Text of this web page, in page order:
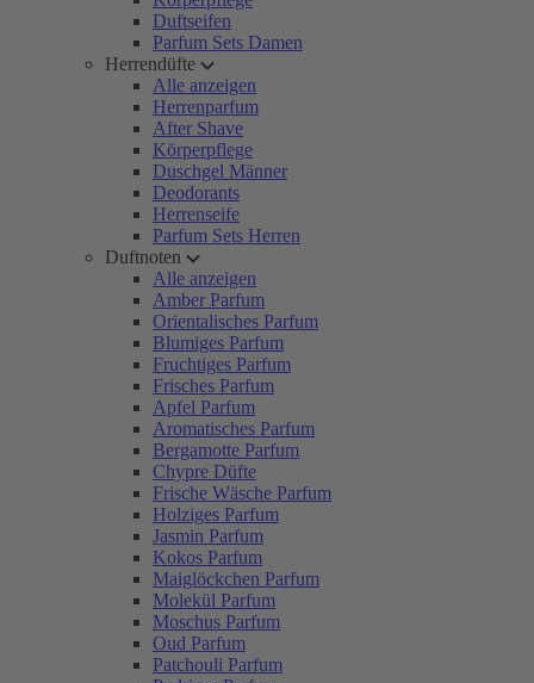
Duftseifen
Parfum Sets Damen
Herrendüfte
Alle anzeigen
Herrenparfum
After Shave
Körperpflege
Duschgel Männer
Deodorants
Herrenseife
Parfum Sets Herren
Duftnoten
Alle anzeigen
Amber Parfum
Orientalisches Parfum
Blumiges Parfum
Fruchtiges Parfum
Frisches Parfum
Apfel Parfum
Aromatisches Parfum
Bergamotte Parfum
Chypre Düfte
Frische Wäsche Parfum
Holziges Parfum
Jasmin Parfum
Kokos Parfum
Maiglöckchen Parfum
Molekül Parfum
Moschus Parfum
Oud Parfum
Patchouli Parfum